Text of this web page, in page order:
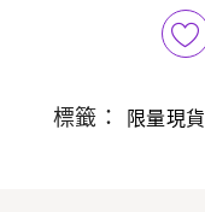
標籤： 限量現貨